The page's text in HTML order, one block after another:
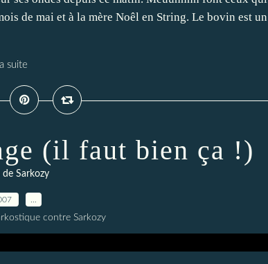
de mai et à la mère Noêl en String. Le bovin est un
suite
(il faut bien ça !)
Sarkozy
contre Sarkozy